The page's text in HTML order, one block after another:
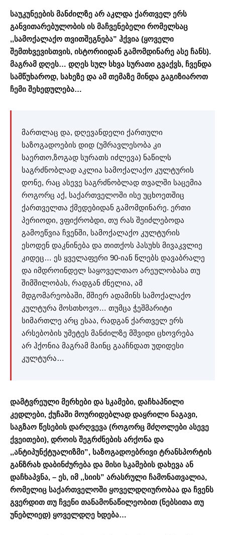
საუკუნეების მანძილზე არ აკლდა ქართველ ერს
განვითარებულობის ის მაჩვენებელი რომელსაც
,,სამოქალაქო თვითშეგნება” ჰქვია (ყოველი
შემთხვევისთვის, ისტორიიდან გამომდინარე ასე ჩანს).
მაგრამ დღეს… დღეს სულ სხვა სურათი გვაქვს, ჩვენდა
სამწუხაროდ, სახეზე და ამ თემაზე მინდა გაგიზიაროთ
ჩემი შეხედულება…
მართლაც და, დღევანდელი ქართული
საზოგადოების დიდ (უმრავლესობა კი
საერთო,ზოგად სურათს იძლევა) ნაწილს
საგრძნობლად აკლია სამოქალაქო კულტურის
დონე, რაც ასევე საგრძნობლად თვალში საცემია
როგორც აქ, საქართველოში ისე უცხოეთშიც
ქართველთა ქმედებიდან გამომდინარე. ერთი
პერიოდი, ვფიქრობდი, თუ რას შეიძლებოდა
გამოეწვია ჩვენში, სამოქალაქო კულტურის
ესოდენ დაკნინება და თითქოს პასუხს მივაკვლიე
კიდეც… ეს ყველაფერი 90-იან წლებს დავაბრალე
და იმდროინდელ საყოველთაო არეულობასა თუ
შიმშილობას, რადგან ძნელია, ამ
მდგომარეობაში, მშიერ ადამინს სამოქალაქო
კულტურა მოსთხოვო… თუმცა ჭეშმარიტი
სიმართლე არც ესაა, რადგან ქართველ ერს
არსებობის უმეტეს მანძილზე მშვიდი ცხოვრება
არ ჰქონია მაგრამ მაინც გააჩნდათ უდიდესი
კულტურა…
დამტვრეული მერხები და სკამები, დაჩხაპნილი
კედლები, ქუჩაში მოურიდებლად დაყრილი ნაგავი,
საგზაო წესების დარღვევა (როგორც მძღოლები ასევე
ქვეითები), დროის შეგრძნების არქონა და
,,ანტიპუნქტუალიზმი”, საზოგადოებრივი ტრანსპორტის
განზრახ დაბინძურება და მისი სკამების დახევა ან
დაჩხაპვნა, – ეს, იმ ,,სიის” არასრული ჩამონათვალია,
რომელიც საქართველოში ყოველდღიურობაა და ჩვენს
გვერდით თუ ჩვენი თანამონაწილეობით (ნებსითა თუ
უნებლიედ) ყოველდღე ხდება…